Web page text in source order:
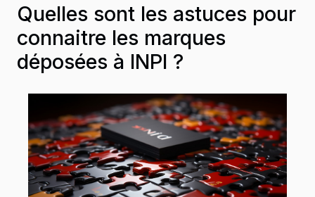
Quelles sont les astuces pour
connaitre les marques
déposées à INPI ?